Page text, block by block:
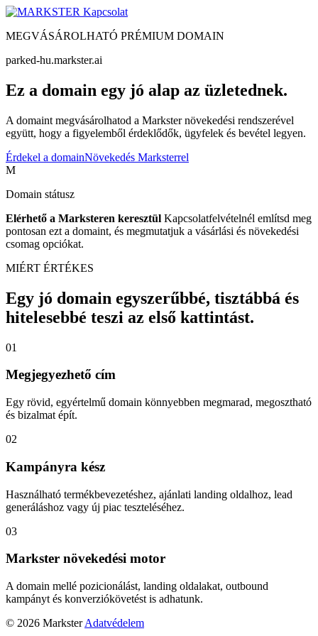
Kapcsolat
MEGVÁSÁROLHATÓ PRÉMIUM DOMAIN
parked-hu.markster.ai
Ez a domain egy jó alap az üzletednek.
A domaint megvásárolhatod a Markster növekedési rendszerével
együtt, hogy a figyelemből érdeklődők, ügyfelek és bevétel legyen.
Érdekel a domainNövekedés Marksterrel
M
Domain státusz
Elérhető a Marksteren keresztül Kapcsolatfelvételnél említsd meg
pontosan ezt a domaint, és megmutatjuk a vásárlási és növekedési
csomag opciókat.
MIÉRT ÉRTÉKES
Egy jó domain egyszerűbbé, tisztábbá és
hitelesebbé teszi az első kattintást.
01
Megjegyezhető cím
Egy rövid, egyértelmű domain könnyebben megmarad, megosztható
és bizalmat épít.
02
Kampányra kész
Használható termékbevezetéshez, ajánlati landing oldalhoz, lead
generáláshoz vagy új piac teszteléséhez.
03
Markster növekedési motor
A domain mellé pozicionálást, landing oldalakat, outbound
kampányt és konverziókövetést is adhatunk.
© 2026 Markster Adatvédelem